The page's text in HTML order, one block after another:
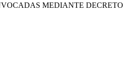
MEDIANTE DECRETO